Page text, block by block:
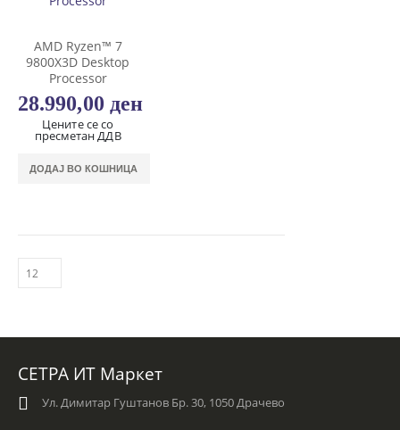
AMD Ryzen™ 7
9800X3D Desktop
Processor
28.990,00 ден
Цените се со
пресметан ДДВ
ДОДАЈ ВО КОШНИЦА
СЕТРА ИТ Маркет
Ул. Димитар Гуштанов Бр. 30, 1050 Драчево